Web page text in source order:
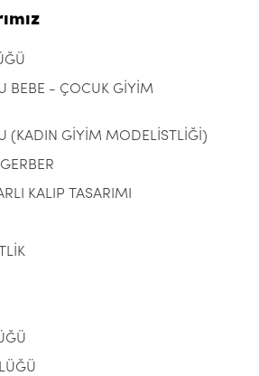
BEBE - ÇOCUK GİYİM
(KADIN GİYİM MODELİSTLİĞİ)
KALIP TASARIMI